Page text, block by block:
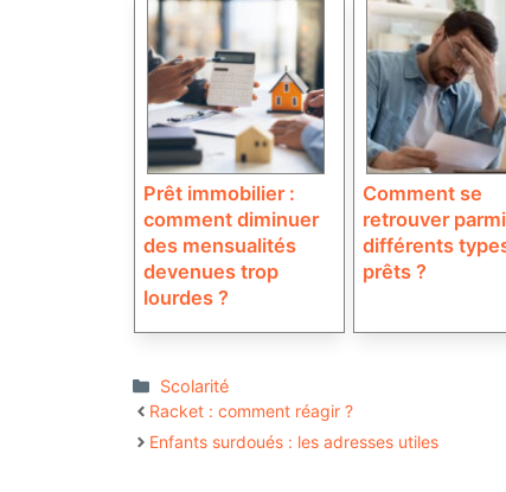
Prêt immobilier :
comment diminuer
des mensualités
devenues trop
lourdes ?
Comment se
retrouver
différents
prêts ?
Catégories
Scolarité
Racket : comment réagir ?
Enfants surdoués : les adresses utiles